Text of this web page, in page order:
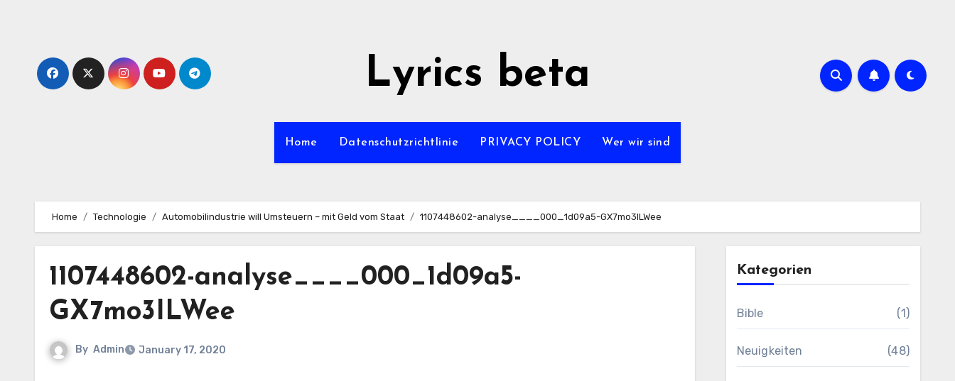
Lyrics beta
Home Datenschutzrichtlinie PRIVACY POLICY Wer wir sind
Home Technologie Automobilindustrie will Umsteuern – mit Geld vom Staat 1107448602-analyse____000_1d09a5-GX7mo3ILWee
1107448602-analyse____000_1d09a5-
GX7mo3ILWee
By Admin January 17, 2020
Kategorien
Bible (1)
Neuigkeiten (48)